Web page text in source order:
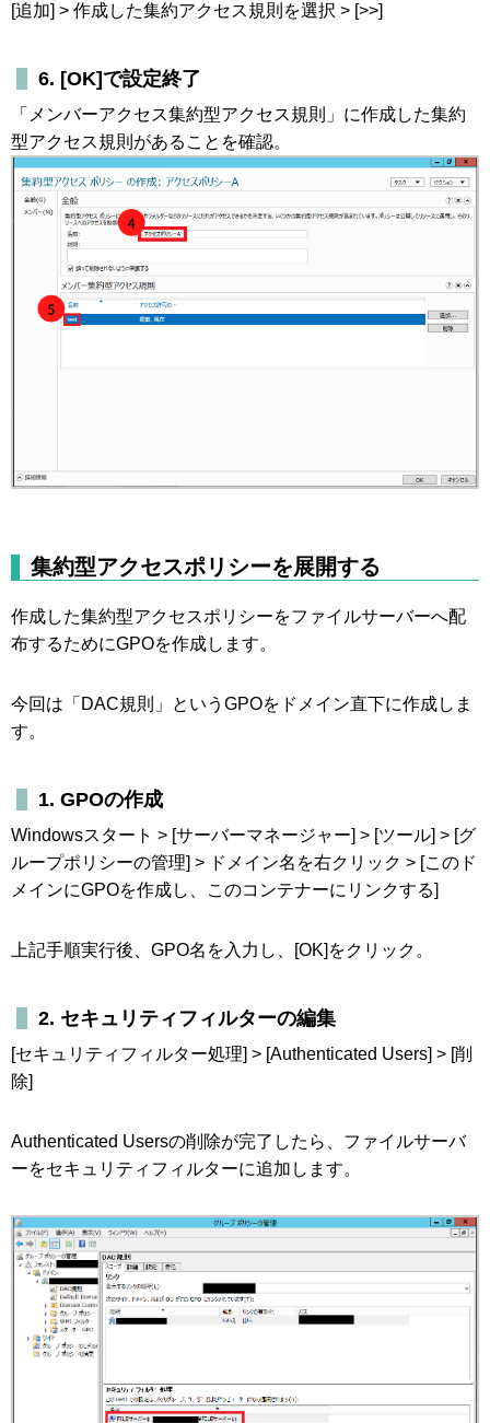
[追加] > 作成した集約アクセス規則を選択 > [>>]
6. [OK]で設定終了
「メンバーアクセス集約型アクセス規則」に作成した集約
型アクセス規則があることを確認。
集約型アクセスポリシーを展開する
作成した集約型アクセスポリシーをファイルサーバーへ配
布するためにGPOを作成します。
今回は「DAC規則」というGPOをドメイン直下に作成しま
す。
1. GPOの作成
Windowsスタート > [サーバーマネージャー] > [ツール] > [グ
ループポリシーの管理] > ドメイン名を右クリック > [このド
メインにGPOを作成し、このコンテナーにリンクする]
上記手順実行後、GPO名を入力し、[OK]をクリック。
2. セキュリティフィルターの編集
[セキュリティフィルター処理] > [Authenticated Users] > [削
除]
Authenticated Usersの削除が完了したら、ファイルサーバ
ーをセキュリティフィルターに追加します。